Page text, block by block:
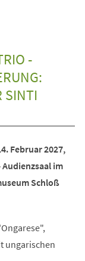
-
SINTI
Februar 2027,
Audienzsaal im
Schloß
ungarischen